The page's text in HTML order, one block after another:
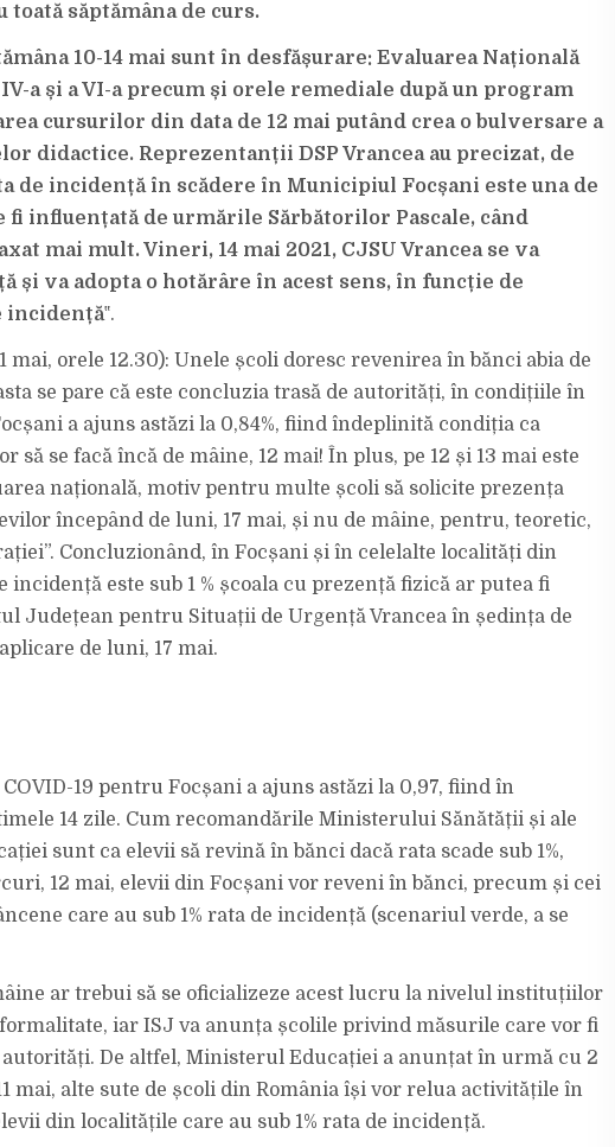
ȘCOLI
REVENIREA
ÎN
BĂNCI
DE
17
săptămâna de curs.
10-14 mai sunt în desfășurare: Evaluarea Națională
a și a VI-a precum și orele remediale după un program
cursurilor din data de 12 mai putând crea o bulversare a
didactice. Reprezentanții DSP Vrancea au precizat, de
de incidență în scădere în Municipiul Focșani este una de
fi influențată de urmările Sărbătorilor Pascale, când
mai mult. Vineri, 14 mai 2021, CJSU Vrancea se va
și va adopta o hotărâre în acest sens, în funcție de
incidență‟.
mai, orele 12.30): Unele școli doresc revenirea în bănci abia de
se pare că este concluzia trasă de autorități, în condițiile în
a ajuns astăzi la 0,84%, fiind îndeplinită condiția ca
să se facă încă de mâine, 12 mai! În plus, pe 12 și 13 mai este
națională, motiv pentru multe școli să solicite prezența
începând de luni, 17 mai, și nu de mâine, pentru, teoretic,
Concluzionând, în Focșani și în celelalte localități din
incidență este sub 1 % școala cu prezență fizică ar putea fi
Județean pentru Situații de Urgență Vrancea în ședința de
de luni, 17 mai.
19 pentru Focșani a ajuns astăzi la 0,97, fiind în
14 zile. Cum recomandările Ministerului Sănătății și ale
sunt ca elevii să revină în bănci dacă rata scade sub 1%,
12 mai, elevii din Focșani vor reveni în bănci, precum și cei
care au sub 1% rata de incidență (scenariul verde, a se
ar trebui să se oficializeze acest lucru la nivelul instituțiilor
formalitate, iar ISJ va anunța școlile privind măsurile care vor fi
autorități. De altfel, Ministerul Educației a anunțat în urmă cu 2
mai, alte sute de școli din România își vor relua activitățile în
din localitățile care au sub 1% rata de incidență.